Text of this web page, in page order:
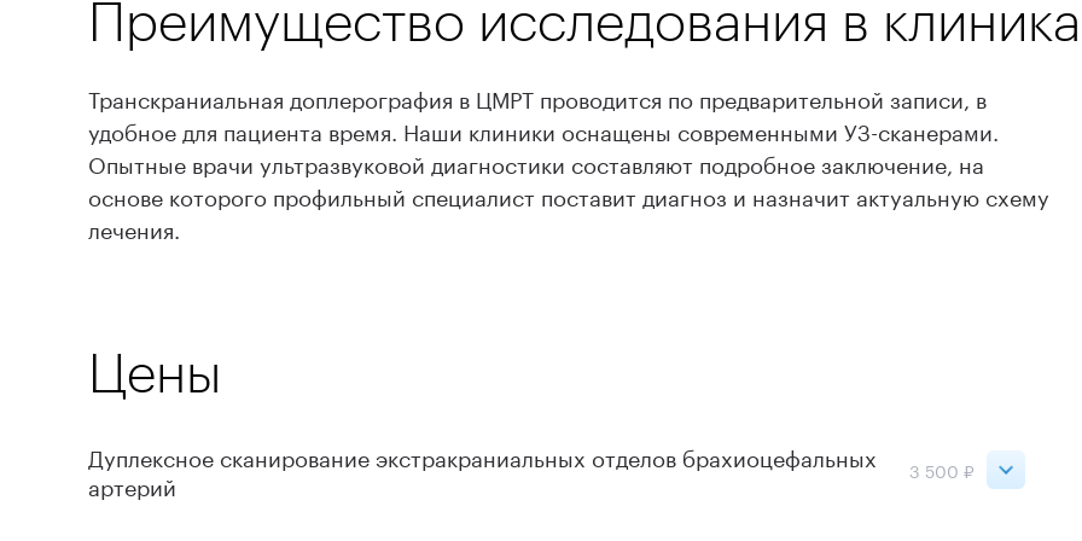
Преимущество исследования в
Транскраниальная доплерография в ЦМРТ проводится по предварительной записи, в
удобное для пациента время. Наши клиники оснащены современными УЗ-сканерами.
Опытные врачи ультразвуковой диагностики составляют подробное заключение, на
основе которого профильный специалист поставит диагноз и назначит актуальную схему
лечения.
Цены
Дуплексное сканирование экстракраниальных отделов брахиоцефальных
артерий
3 500 ₽